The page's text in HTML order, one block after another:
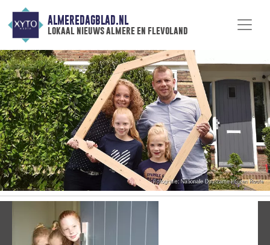
ALMEREDAGBLAD.NL
lokaal nieuws almere en flevoland